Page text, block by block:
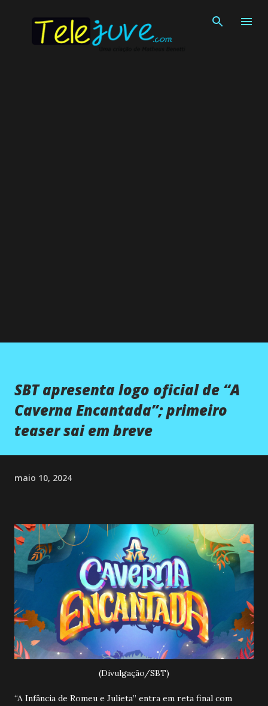
SBT apresenta logo oficial de “A
Caverna Encantada”; primeiro
teaser sai em breve
maio 10, 2024
(Divulgação/SBT)
“A Infância de Romeu e Julieta” entra em reta final com